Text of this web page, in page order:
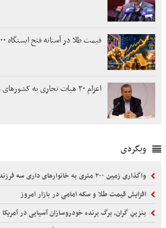
قیمت طلا در آستانه فتح ایستگاه ۴۵۰۰ دلار
اعزام ۳۰ هیات تجاری به کشورهای مختلف
وبگردی
واگذاری زمین ۲۰۰ متری به خانوارهای داری سه فرزند
افزایش قیمت طلا و سکه امامی در بازار امروز
بنزینِ گران، برگ برنده خودروسازان آسیایی در آمریکا